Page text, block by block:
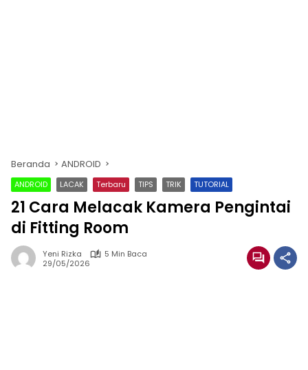
Beranda ANDROID
ANDROID LACAK Terbaru TIPS TRIK TUTORIAL
21 Cara Melacak Kamera Pengintai
di Fitting Room
Yeni Rizka
5 Min Baca
29/05/2026